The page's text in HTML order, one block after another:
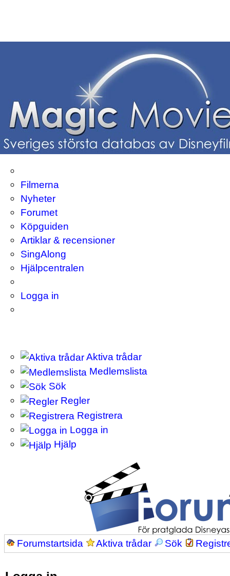
Filmerna
Nyheter
Forumet
Köpguiden
Artiklar & recensioner
SingAlong
Hjälpcentralen
Logga in
Aktiva trådar
Medlemslista
Sök
Regler
Registrera
Logga in
Hjälp
Forumstartsida Aktiva trådar Sök